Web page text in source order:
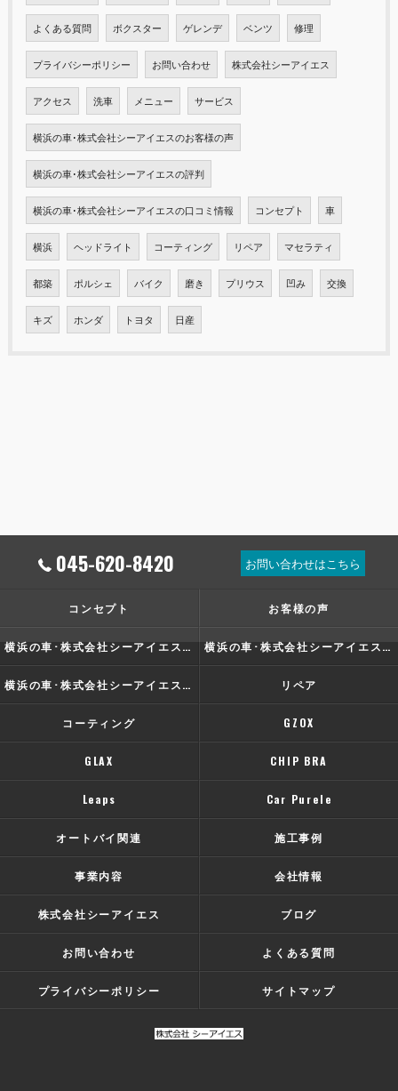
よくある質問 ボクスター ゲレンデ ベンツ 修理
プライバシーポリシー お問い合わせ 株式会社シーアイエス
アクセス 洗車 メニュー サービス
横浜の車･株式会社シーアイエスのお客様の声
横浜の車･株式会社シーアイエスの評判
横浜の車･株式会社シーアイエスの口コミ情報 コンセプト 車
横浜 ヘッドライト コーティング リペア マセラティ
都築 ポルシェ バイク 磨き プリウス 凹み 交換
キズ ホンダ トヨタ 日産
045-620-8420 お問い合わせはこちら
コンセプト お客様の声
横浜の車･株式会社シーアイエスの口コミ情報 横浜の車･株式会社シーアイエスの評判
横浜の車･株式会社シーアイエスのお客様の声 リペア
コーティング GZOX
GLAX CHIP BRA
Leaps Car Purele
オートバイ関連 施工事例
事業内容 会社情報
株式会社シーアイエス ブログ
お問い合わせ よくある質問
プライバシーポリシー サイトマップ